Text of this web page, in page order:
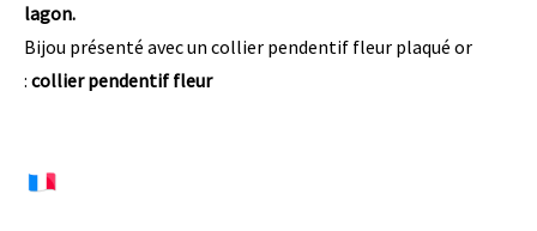
lagon.
Bijou présenté avec un collier pendentif fleur plaqué or
: collier pendentif fleur